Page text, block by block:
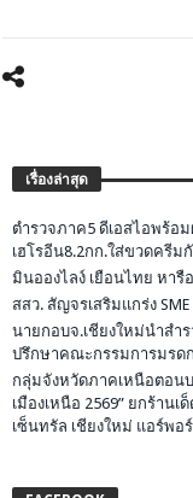
เรื่องล่าสุด
ตำรวจภาค5 ดีเอสไอพร้อ
เฮโรอีน8.2กก.ใส่ขวดครีม
มินอองไลง์ เยือนไทย หา
สสว. สัญจรเสริมแกร่ง
นายกอบจ.เชียงใหม่นำสำ
ปรึกษาคณะกรรมการมรด
กลุ่มจังหวัดภาคเหนือตอนบ
เมืองเหนือ 2569” ยกร้าน
เซ็นทรัล เชียงใหม่ แอร์พอ